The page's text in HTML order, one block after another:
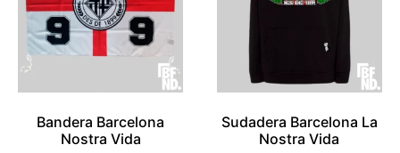
Bandera Barcelona
Nostra Vida
Sudadera Barcelona La
Nostra Vida